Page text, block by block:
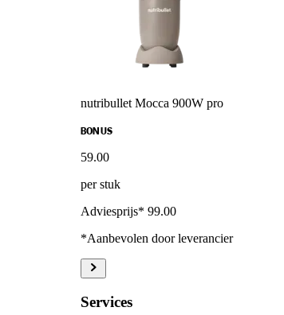
nutribullet Mocca 900W pro
BONUS
59.00
per stuk
Adviesprijs* 99.00
*Aanbevolen door leverancier
Services